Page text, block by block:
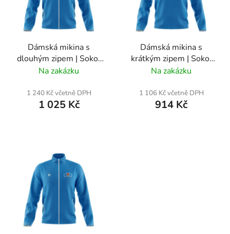
Dámská mikina s
dlouhým zipem | Sokol
Bavorov
Na zakázku
1 240 Kč včetně DPH
1 025 Kč
Dámská mikina s
krátkým zipem | Sokol
Bavorov
Na zakázku
1 106 Kč včetně DPH
914 Kč